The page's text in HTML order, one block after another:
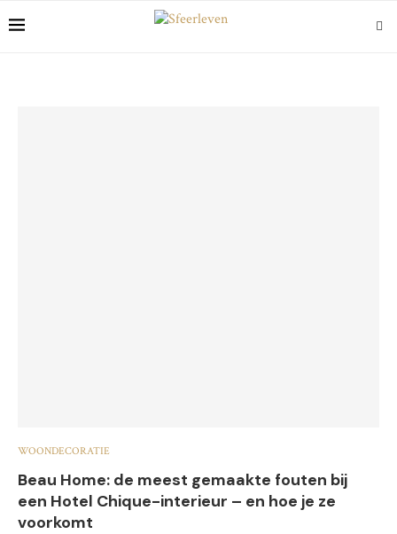
WOONDECORATIE
Beau Home: de meest gemaakte fouten bij
een Hotel Chique-interieur – en hoe je ze
voorkomt